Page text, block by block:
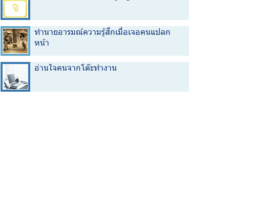
ทำนายอารมณ์ความรู้สึกเมื่อเจอคนแปลก
หน้า
อ่านใจคนจากโต๊ะทำงาน